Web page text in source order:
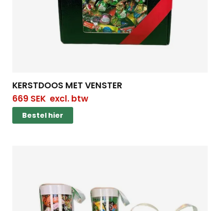
KERSTDOOS MET VENSTER
669 SEKexcl. btw
Bestel hier